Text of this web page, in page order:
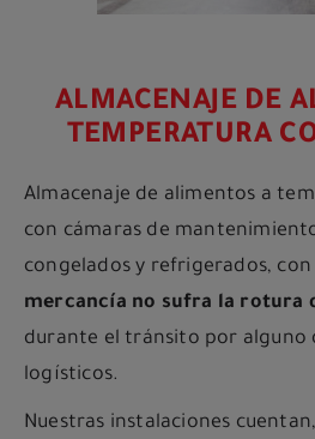
ALMACENAJE DE
TEMPERATURA
Almacenaje de alimentos a
con cámaras de
congelados y refrigerados,
mercancía no sufra la rotura
durante el tránsito por alguno
logísticos.
Nuestras instalaciones